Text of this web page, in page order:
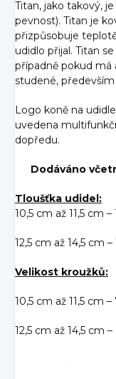
Titan, jako takový,
pevnost). Titan je
přizpůsobuje
udidlo přijal. Titan
případně pokud má
studené,
Logo koně na
uvedena
dopředu.
Dodáváno
Tloušťka udidel:
10,5 cm až 11,5 cm
12,5 cm až 14,5 cm
Velikost kroužků:
10,5 cm až 11,5 cm
12,5 cm až 14,5 cm